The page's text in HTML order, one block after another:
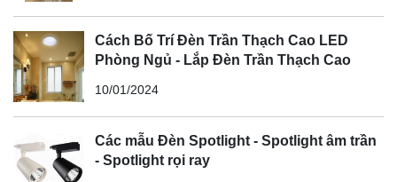
Cách Bố Trí Đèn Trần Thạch Cao LED
Phòng Ngủ - Lắp Đèn Trần Thạch Cao
10/01/2024
Các mẫu Đèn Spotlight - Spotlight âm trần
- Spotlight rọi ray